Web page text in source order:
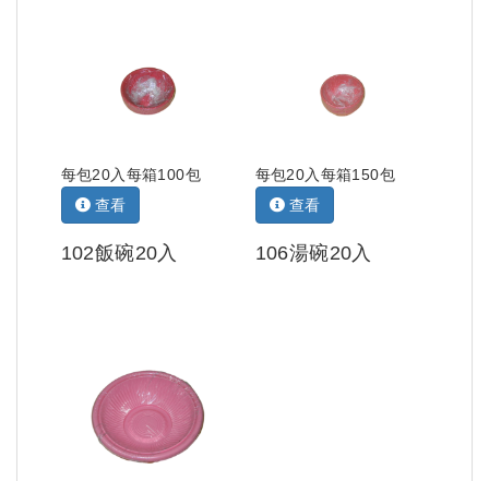
每包20入每箱100包
查看
102飯碗20入
每包20入每箱150包
查看
106湯碗20入